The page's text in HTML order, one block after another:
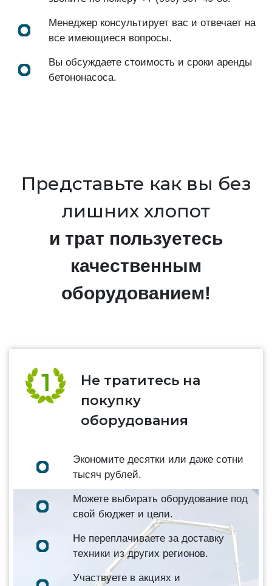
Менеджер консультирует вас и отвечает на
все имеющиеся вопросы.
Вы обсуждаете стоимость и сроки аренды
бетононасоса.
Представьте как вы без
лишних хлопот
и трат пользуетесь
качественным
оборудованием!
Не тратитесь на
покупку
оборудования
Экономите десятки или даже сотни
тысяч рублей.
Можете выбирать оборудование под
свой бюджет и цели.
Не переплачиваете за доставку
техники из других регионов.
Участвуете в акциях и